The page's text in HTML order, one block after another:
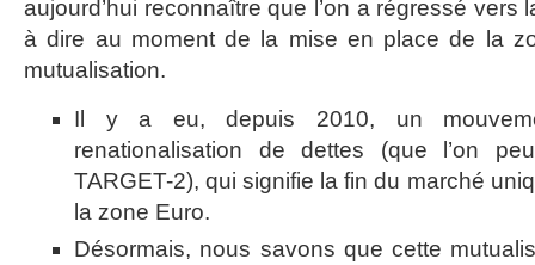
aujourd’hui reconnaître que l’on a régressé vers
à dire au moment de la mise en place de la
mutualisation.
Il y a eu, depuis 2010, un
renationalisation de dettes (que l’on
TARGET-2), qui signifie la fin du marché
la zone Euro.
Désormais, nous savons que cette